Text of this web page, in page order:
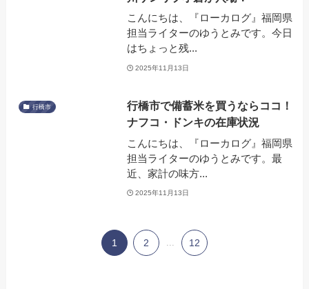
こんにちは、『ローカログ』福岡県
担当ライターのゆうとみです。今日
はちょっと残...
2025年11月13日
行橋市
行橋市で備蓄米を買うならココ！
ナフコ・ドンキの在庫状況
こんにちは、『ローカログ』福岡県
担当ライターのゆうとみです。最
近、家計の味方...
2025年11月13日
1 2 ... 12